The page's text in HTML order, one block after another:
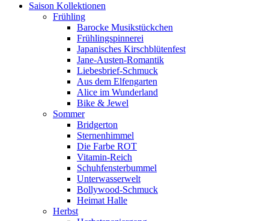
Saison Kollektionen
Frühling
Barocke Musikstückchen
Frühlingspinnerei
Japanisches Kirschblütenfest
Jane-Austen-Romantik
Liebesbrief-Schmuck
Aus dem Elfengarten
Alice im Wunderland
Bike & Jewel
Sommer
Bridgerton
Sternenhimmel
Die Farbe ROT
Vitamin-Reich
Schuhfensterbummel
Unterwasserwelt
Bollywood-Schmuck
Heimat Halle
Herbst